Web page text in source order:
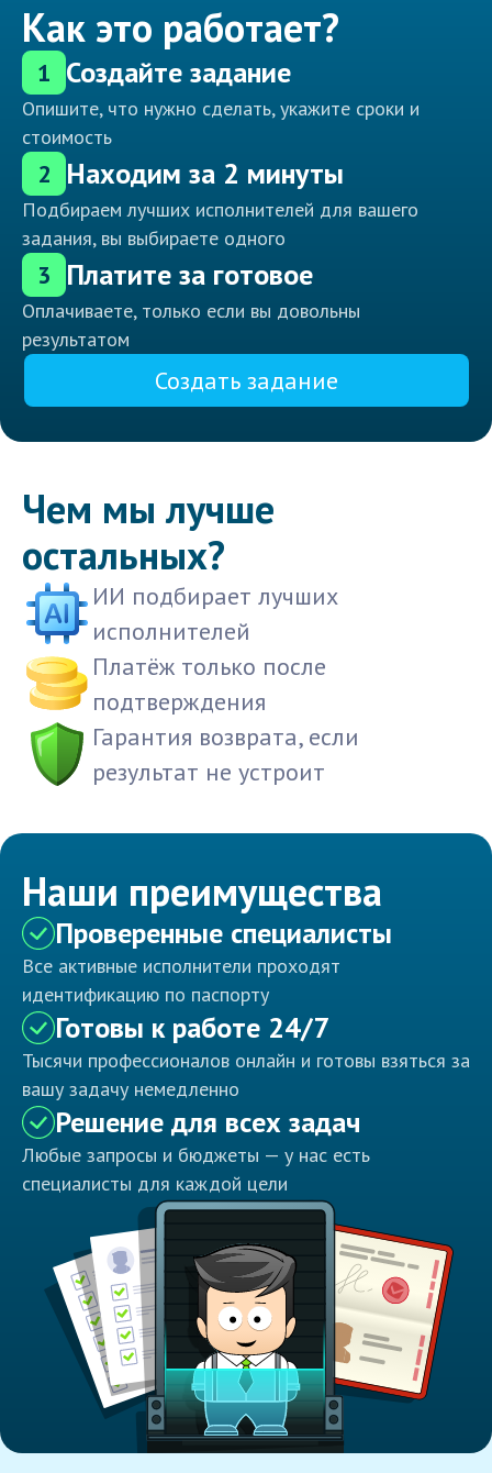
Как это работает?
1 Создайте задание
Опишите, что нужно сделать, укажите сроки и
стоимость
2 Находим за 2 минуты
Подбираем лучших исполнителей для вашего
задания, вы выбираете одного
3 Платите за готовое
Оплачиваете, только если вы довольны
результатом
Создать задание
Чем мы лучше
остальных?
ИИ подбирает лучших
исполнителей
Платёж только после
подтверждения
Гарантия возврата, если
результат не устроит
Наши преимущества
Проверенные специалисты
Все активные исполнители проходят
идентификацию по паспорту
Готовы к работе 24/7
Тысячи профессионалов онлайн и готовы взяться за
вашу задачу немедленно
Решение для всех задач
Любые запросы и бюджеты — у нас есть
специалисты для каждой цели